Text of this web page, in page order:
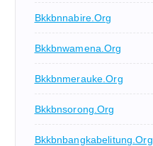
Bkkbnnabire.org
Bkkbnwamena.org
Bkkbnmerauke.org
Bkkbnsorong.org
Bkkbnbangkabelitung.org